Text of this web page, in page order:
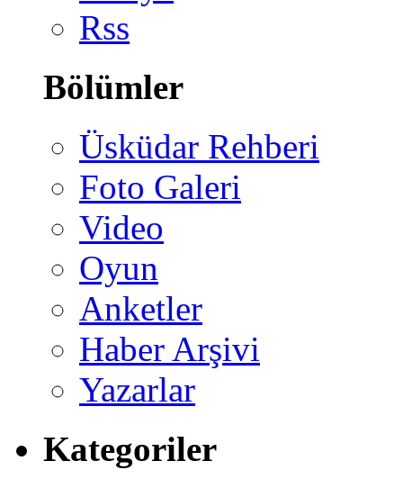
Rss
Bölümler
Üsküdar Rehberi
Foto Galeri
Video
Oyun
Anketler
Haber Arşivi
Yazarlar
Kategoriler